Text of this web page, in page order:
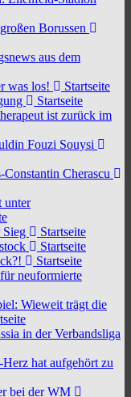
Borussen
aus dem
was los!
Startseite
Startseite
ist zurück im
Fouzi Souysi
Cherascu
unter
Sieg
Startseite
Startseite
Startseite
neuformierte
Wieweit trägt die
in der Verbandsliga
hat aufgehört zu
bei der WM